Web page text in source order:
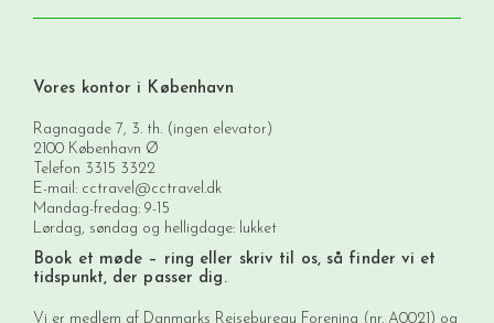
Vores kontor i København
Ragnagade 7, 3. th. (ingen elevator)
2100 København Ø
Telefon 3315 3322
E-mail: cctravel@cctravel.dk
Mandag-fredag: 9-15
Lørdag, søndag og helligdage: lukket
Book et møde – ring eller skriv til os, så finder vi et
tidspunkt, der passer dig.
Vi er medlem af Danmarks Rejsebureau Forening (nr. A0021) og